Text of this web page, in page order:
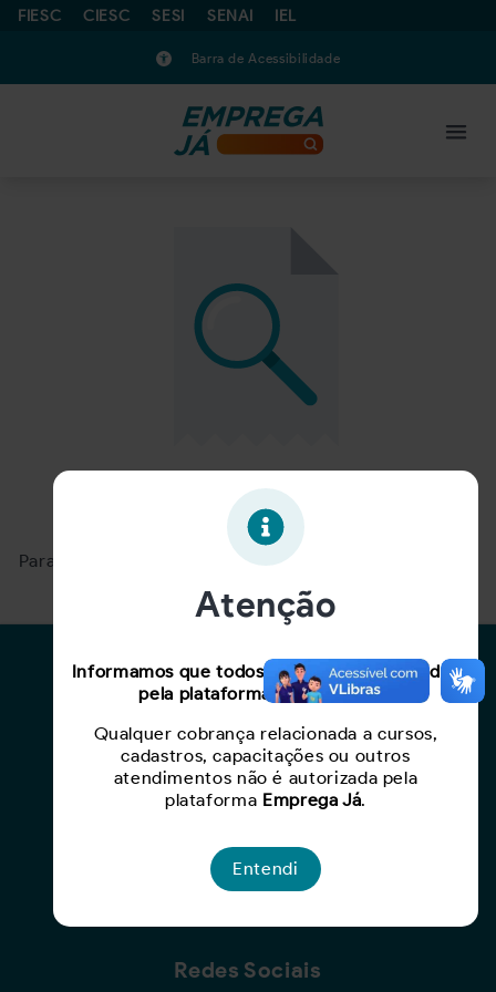
FIESC CIESC SESI SENAI IEL
Barra de Acessibilidade
Oportunidade expirada!
Para ver mais, acesse a páginaBuscar Oportunidades.
Para Candidatos
Cadastro de Currículo
Capacite-se
Criar Oportunidade
Redes Sociais
Atenção
Informamos que todos os serviços oferecidos
pela plataforma são gratuitos.
Qualquer cobrança relacionada a cursos,
cadastros, capacitações ou outros
atendimentos não é autorizada pela
plataforma Emprega Já.
Entendi